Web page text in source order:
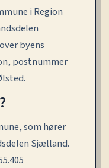
i Region
byens
postnummer
som hører
Sjælland.